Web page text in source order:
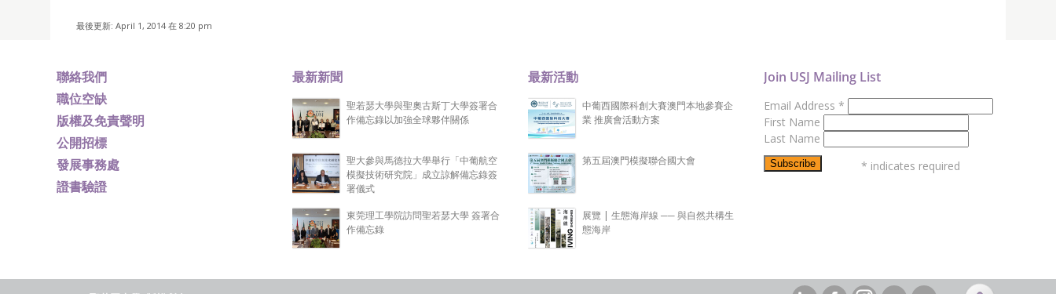
最後更新: April 1, 2014 在 8:20 pm
聯絡我們
職位空缺
版權及免責聲明
公開招標
發展事務處
證書驗證
最新新聞
聖若瑟大學與聖奧古斯丁大學簽署合
作備忘錄以加強全球夥伴關係
聖大參與馬德拉大學舉行「中葡航空
模擬技術研究院」成立諒解備忘錄簽
署儀式
東莞理工學院訪問聖若瑟大學 簽署合
作備忘錄
最新活動
中葡西國際科創大賽澳門本地參賽企
業 推廣會活動方案
第五屆澳門模擬聯合國大會
展覽 | 生態海岸線 ── 與自然共構生
態海岸
Join USJ Mailing List
Email Address *
First Name
Last Name
* indicates required